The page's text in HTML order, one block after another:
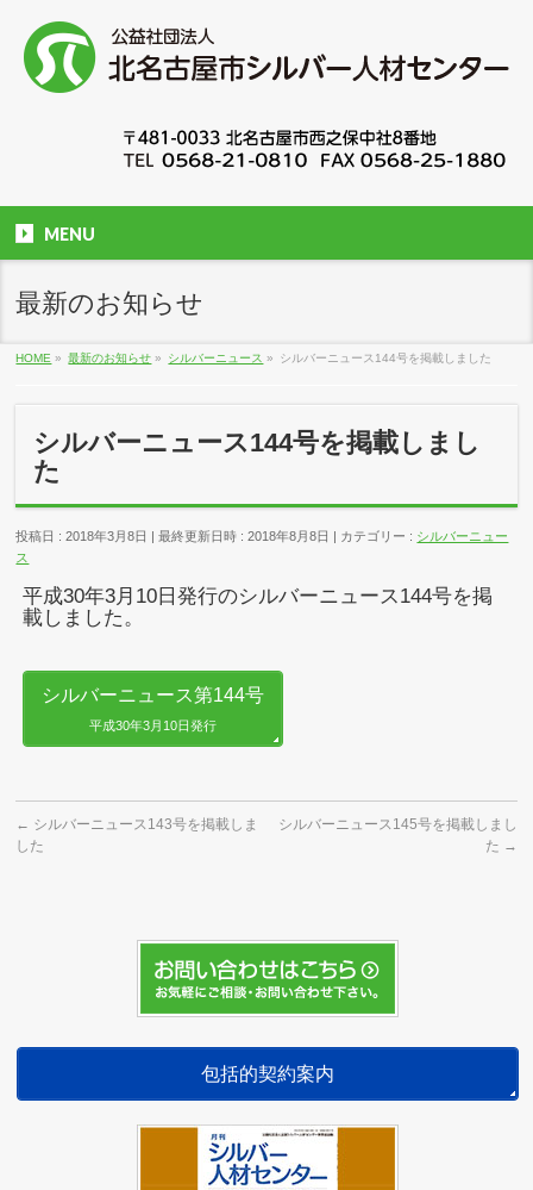
MENU
最新のお知らせ
HOME » 最新のお知らせ » シルバーニュース » シルバーニュース144号を掲載しました
シルバーニュース144号を掲載しまし
た
投稿日 : 2018年3月8日 最終更新日時 : 2018年8月8日 カテゴリー : シルバーニュー
ス
平成30年3月10日発行のシルバーニュース144号を掲
載しました。
シルバーニュース第144号
平成30年3月10日発行
← シルバーニュース143号を掲載しま
した
シルバーニュース145号を掲載しまし
た →
包括的契約案内